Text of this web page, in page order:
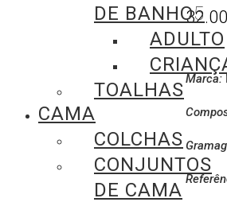
DE BANHO
ADULTO
TOALHAS
CAMA
COLCHAS
CONJUNTOS
DE CAMA
32.00
Marca: